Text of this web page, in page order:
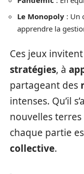
Le Monopoly : Un
apprendre la
Ces jeux
stratégies, à
partageant des
intenses. Qu’il
nouvelles terres
chaque partie
collective.